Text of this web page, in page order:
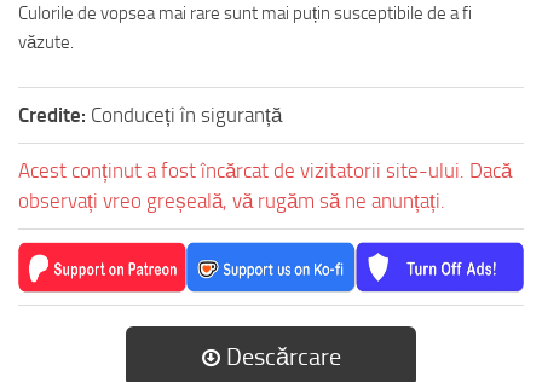
Culorile de vopsea mai rare sunt mai puțin susceptibile de a fi
văzute.
Credite: Conduceți în siguranță
Acest conținut a fost încărcat de vizitatorii site-ului. Dacă
observați vreo greșeală, vă rugăm să ne anunțați.
Descărcare